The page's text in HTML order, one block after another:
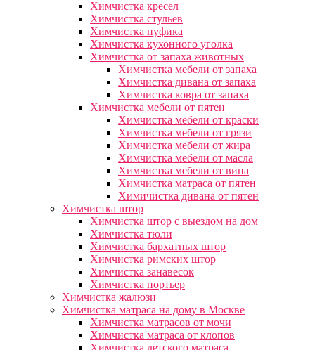
Химчистка кресел
Химчистка стульев
Химчистка пуфика
Химчистка кухонного уголка
Химчистка от запаха животных
Химчистка мебели от запаха
Химчистка дивана от запаха
Химчистка ковра от запаха
Химчистка мебели от пятен
Химчистка мебели от краски
Химчистка мебели от грязи
Химчистка мебели от жира
Химчистка мебели от масла
Химчистка мебели от вина
Химчистка матраса от пятен
Химичистка дивана от пятен
Химчистка штор
Химчистка штор с выездом на дом
Химчистка тюли
Химчистка бархатных штор
Химчистка римских штор
Химчистка занавесок
Химчистка портьер
Химчистка жалюзи
Химчистка матраса на дому в Москве
Химчистка матрасов от мочи
Химчистка матраса от клопов
Химчистка детского матраса